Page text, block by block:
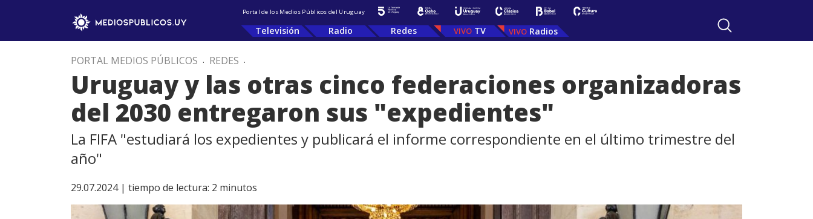
Portal de los Medios Públicos del Uruguay
Televisión Radio Redes TV Radios
PORTAL MEDIOS PÚBLICOS . REDES .
Uruguay y las otras cinco federaciones organizadoras
del 2030 entregaron sus "expedientes"
La FIFA "estudiará los expedientes y publicará el informe correspondiente en el último trimestre del
año"
29.07.2024 | tiempo de lectura: 2 minutos